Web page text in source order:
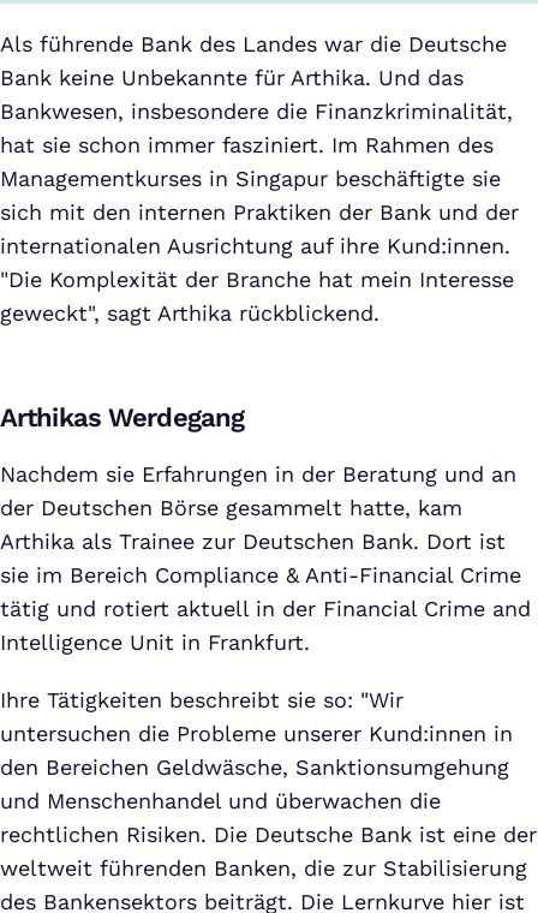
Als führende Bank des Landes war die Deutsche
Bank keine Unbekannte für Arthika. Und das
Bankwesen, insbesondere die Finanzkriminalität,
hat sie schon immer fasziniert. Im Rahmen des
Managementkurses in Singapur beschäftigte sie
sich mit den internen Praktiken der Bank und der
internationalen Ausrichtung auf ihre Kund:innen.
"Die Komplexität der Branche hat mein Interesse
geweckt", sagt Arthika rückblickend.
Arthikas Werdegang
Nachdem sie Erfahrungen in der Beratung und an
der Deutschen Börse gesammelt hatte, kam
Arthika als Trainee zur Deutschen Bank. Dort ist
sie im Bereich Compliance & Anti-Financial Crime
tätig und rotiert aktuell in der Financial Crime and
Intelligence Unit in Frankfurt.
Ihre Tätigkeiten beschreibt sie so: "Wir
untersuchen die Probleme unserer Kund:innen in
den Bereichen Geldwäsche, Sanktionsumgehung
und Menschenhandel und überwachen die
rechtlichen Risiken. Die Deutsche Bank ist eine der
weltweit führenden Banken, die zur Stabilisierung
des Bankensektors beiträgt. Die Lernkurve hier ist